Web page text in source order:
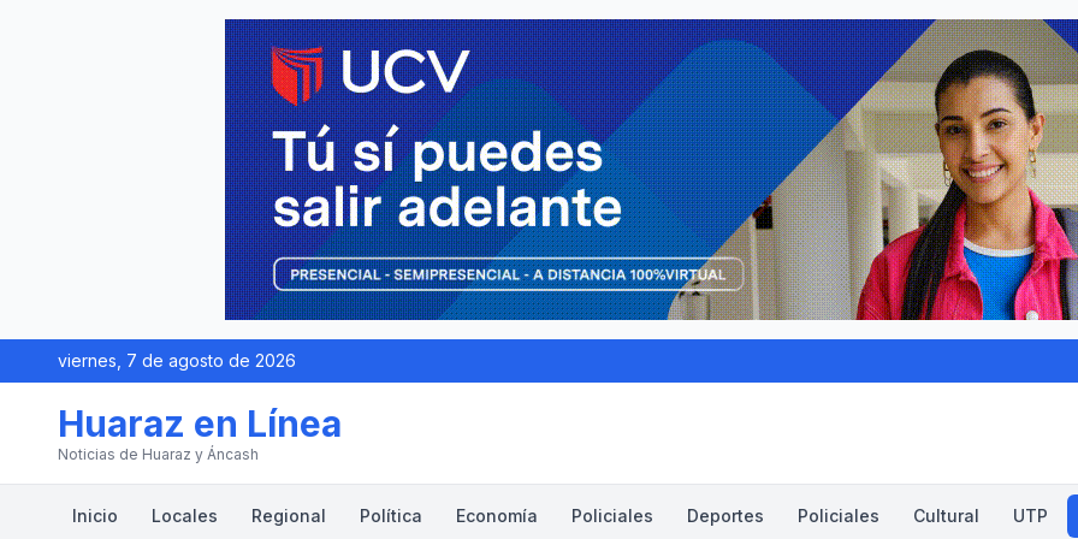
viernes, 7 de agosto de 2026
Huaraz en Línea
Noticias de Huaraz y Áncash
Inicio Locales Regional Política Economía Policiales Deportes Policiales Cultural UTP